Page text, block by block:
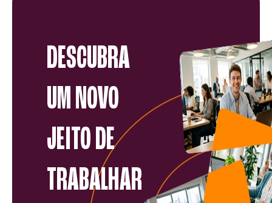
DESCUBRA
UM NOVO
JEITO DE
TRABALHAR